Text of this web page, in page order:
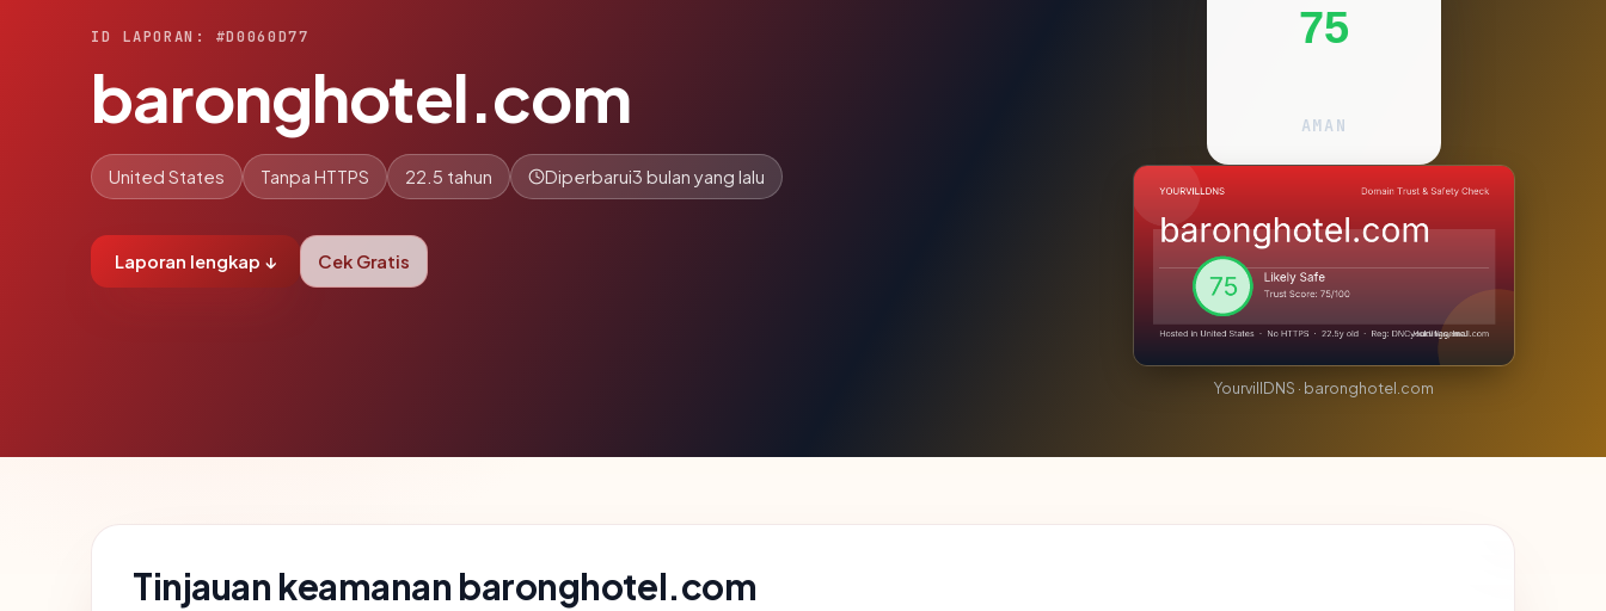
ID LAPORAN: #D0060D77
baronghotel.com
United States Tanpa HTTPS 22.5 tahun Diperbarui3 bulan yang lalu
Laporan lengkap ↓ Cek Gratis
75
AMAN
YourvillDNS · baronghotel.com
Tinjauan keamanan baronghotel.com